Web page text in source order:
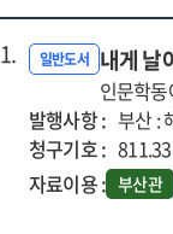
1. 일반도서 내게 날
인문학
발행사항 : 부산 :
청구기호 :
자료이용 : 부산관